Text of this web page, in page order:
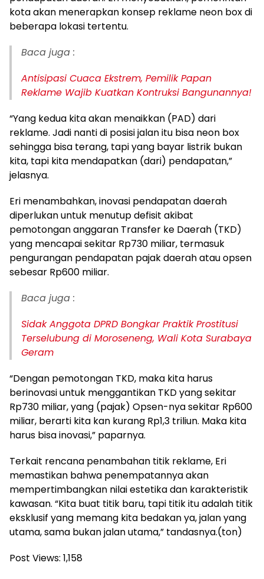
kota akan menerapkan konsep reklame neon box di
beberapa lokasi tertentu.
Baca juga :
Antisipasi Cuaca Ekstrem, Pemilik Papan
Reklame Wajib Kuatkan Kontruksi Bangunannya!
“Yang kedua kita akan menaikkan (PAD) dari
reklame. Jadi nanti di posisi jalan itu bisa neon box
sehingga bisa terang, tapi yang bayar listrik bukan
kita, tapi kita mendapatkan (dari) pendapatan,”
jelasnya.
Eri menambahkan, inovasi pendapatan daerah
diperlukan untuk menutup defisit akibat
pemotongan anggaran Transfer ke Daerah (TKD)
yang mencapai sekitar Rp730 miliar, termasuk
pengurangan pendapatan pajak daerah atau opsen
sebesar Rp600 miliar.
Baca juga :
Sidak Anggota DPRD Bongkar Praktik Prostitusi
Terselubung di Moroseneng, Wali Kota Surabaya
Geram
“Dengan pemotongan TKD, maka kita harus
berinovasi untuk menggantikan TKD yang sekitar
Rp730 miliar, yang (pajak) Opsen-nya sekitar Rp600
miliar, berarti kita kan kurang Rp1,3 triliun. Maka kita
harus bisa inovasi,” paparnya.
Terkait rencana penambahan titik reklame, Eri
memastikan bahwa penempatannya akan
mempertimbangkan nilai estetika dan karakteristik
kawasan. “Kita buat titik baru, tapi titik itu adalah titik
eksklusif yang memang kita bedakan ya, jalan yang
utama, sama bukan jalan utama,” tandasnya.(ton)
Post Views: 1,158